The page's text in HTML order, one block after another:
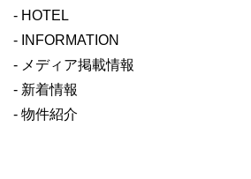
- HOTEL
- INFORMATION
- メディア掲載情報
- 新着情報
- 物件紹介